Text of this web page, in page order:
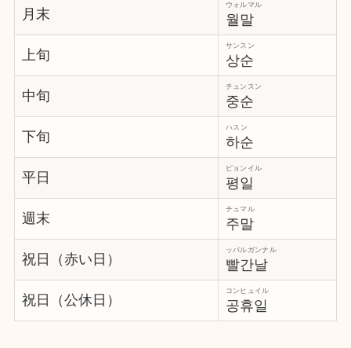
月末 월말
ウォルマル
上旬 상순
サンスン
中旬 중순
チュンスン
下旬 하순
ハスン
平日 평일
ピョンイル
週末 주말
チュマル
祝日（赤い日） 빨간날
ッパルガンナル
祝日（公休日） 공휴일
コンヒュイル